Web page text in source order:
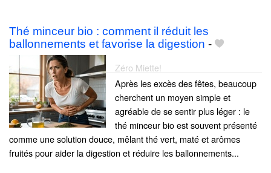
Thé minceur bio : comment il réduit les
ballonnements et favorise la digestion -
Zéro Miette!
Après les excès des fêtes, beaucoup
cherchent un moyen simple et
agréable de se sentir plus léger : le
thé minceur bio est souvent présenté
comme une solution douce, mêlant thé vert, maté et arômes
fruités pour aider la digestion et réduire les ballonnements...